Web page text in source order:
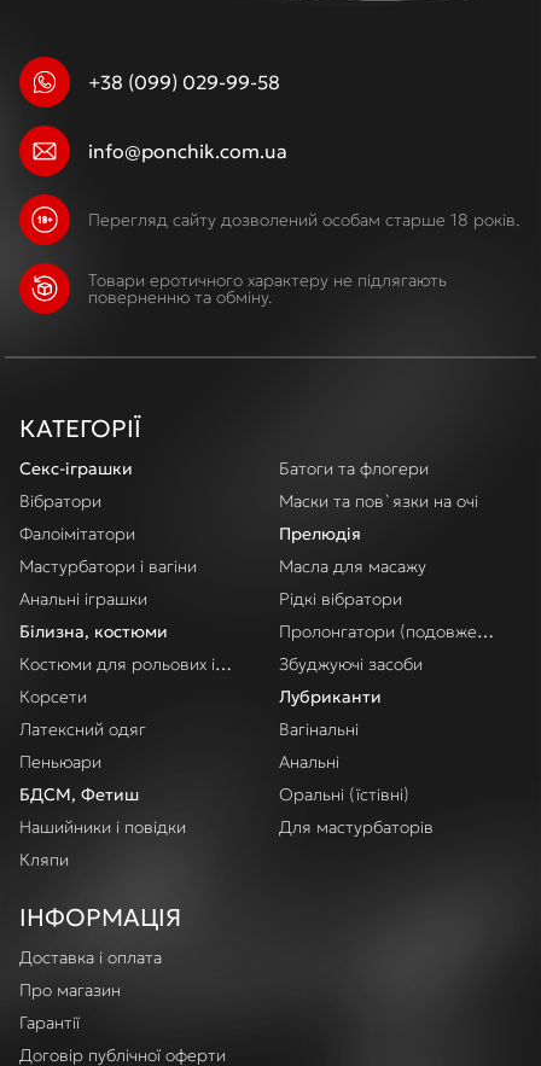
+38 (099) 029-99-58
info@ponchik.com.ua
Перегляд сайту дозволений особам старше 18 років.
Товари еротичного характеру не підлягають
поверненню та обміну.
КАТЕГОРІЇ
Секс-іграшки
Вібратори
Фалоімітатори
Мастурбатори і вагіни
Анальні іграшки
Білизна, костюми
Костюми для рольових ігор
Корсети
Латексний одяг
Пеньюари
БДСМ, Фетиш
Нашийники і повідки
Кляпи
Батоги та флогери
Маски та пов`язки на очі
Прелюдія
Масла для масажу
Рідкі вібратори
Пролонгатори (подовження
Збуджуючі засоби
Лубриканти
Вагінальні
Анальні
Оральні (їстівні)
Для мастурбаторів
ІНФОРМАЦІЯ
Доставка і оплата
Про магазин
Гарантії
Договір публічної оферти